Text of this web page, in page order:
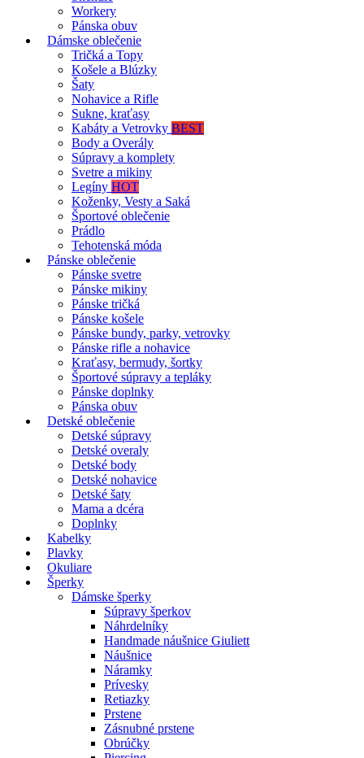
Workery
Pánska obuv
Dámske oblečenie
Tričká a Topy
Košele a Blúzky
Šaty
Nohavice a Rifle
Sukne, kraťasy
Kabáty a Vetrovky BEST
Body a Overály
Súpravy a komplety
Svetre a mikiny
Legíny HOT
Koženky, Vesty a Saká
Športové oblečenie
Prádlo
Tehotenská móda
Pánske oblečenie
Pánske svetre
Pánske mikiny
Pánske tričká
Pánske košele
Pánske bundy, parky, vetrovky
Pánske rifle a nohavice
Kraťasy, bermudy, šortky
Športové súpravy a tepláky
Pánske doplnky
Pánska obuv
Detské oblečenie
Detské súpravy
Detské overaly
Detské body
Detské nohavice
Detské šaty
Mama a dcéra
Doplnky
Kabelky
Plavky
Okuliare
Šperky
Dámske šperky
Súpravy šperkov
Náhrdelníky
Handmade náušnice Giuliett
Náušnice
Náramky
Prívesky
Retiazky
Prstene
Zásnubné prstene
Obrúčky